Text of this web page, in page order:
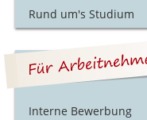
Rund um's Studium
Interne Bewerbung